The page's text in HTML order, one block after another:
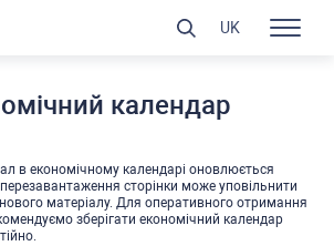
календар
в економічному календарі оновлюєтьcя
cторінки може уповільнити
матеріалу. Для оперативного отримання
зберігати економічний календар
UK